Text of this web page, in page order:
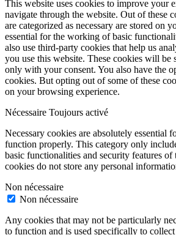
This website uses cookies to improve your
navigate through the website. Out of these
are categorized as necessary are stored on
essential for the working of basic
also use third-party cookies that help us
you use this website. These cookies will be
only with your consent. You also have the
cookies. But opting out of some of these
on your browsing experience.
Nécessaire Toujours activé
Necessary cookies are absolutely essential
function properly. This category only
basic functionalities and security features of
cookies do not store any personal
Non nécessaire
Non nécessaire
Any cookies that may not be particularly
to function and is used specifically to collect